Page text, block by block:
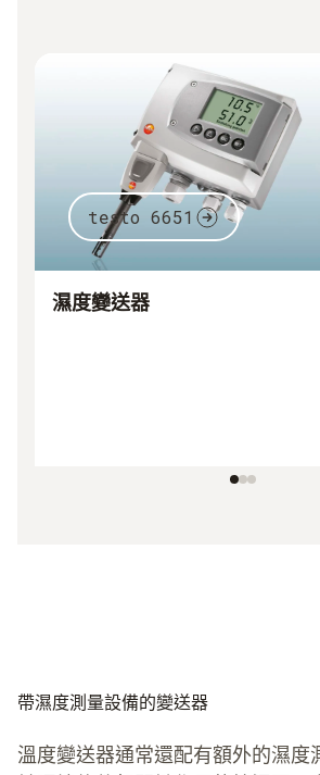
testo 6651
濕度變送器
帶濕度測量設備的變送器
溫度變送器通常還配有額外的濕度